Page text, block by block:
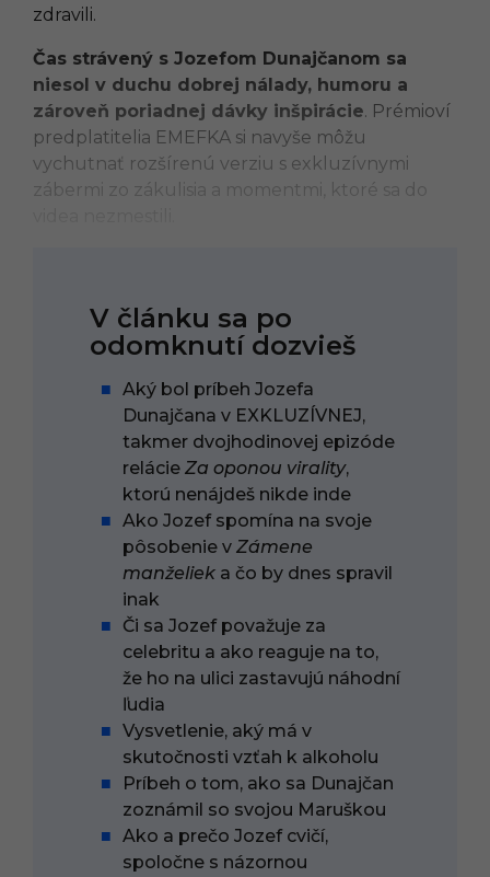
zdravili.
Čas strávený s Jozefom Dunajčanom sa
niesol v duchu dobrej nálady, humoru a
zároveň poriadnej dávky inšpirácie. Prémioví
predplatitelia EMEFKA si navyše môžu
vychutnať rozšírenú verziu s exkluzívnymi
zábermi zo zákulisia a momentmi, ktoré sa do
V článku sa po
odomknutí dozvieš
Aký bol príbeh Jozefa
Dunajčana v EXKLUZÍVNEJ,
takmer dvojhodinovej epizóde
relácie Za oponou virality,
ktorú nenájdeš nikde inde
Ako Jozef spomína na svoje
pôsobenie v Zámene
manželiek a čo by dnes spravil
inak
Či sa Jozef považuje za
celebritu a ako reaguje na to,
že ho na ulici zastavujú náhodní
ľudia
Vysvetlenie, aký má v
skutočnosti vzťah k alkoholu
Príbeh o tom, ako sa Dunajčan
zoznámil so svojou Maruškou
Ako a prečo Jozef cvičí,
spoločne s názornou